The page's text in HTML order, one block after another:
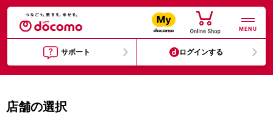
MENU
サポート ログインする
店舗の選択